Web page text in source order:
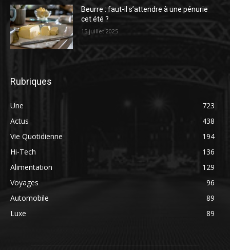
Beurre : faut-il s’attendre à une pénurie
cet été ?
15 juillet 2025
Rubriques
Une
723
Actus
438
Vie Quotidienne
194
Hi-Tech
136
Alimentation
129
Voyages
96
Automobile
89
Luxe
89